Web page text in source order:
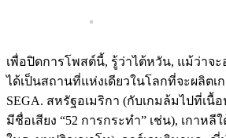
เพื่อปิดการโพสต์นี้, รู้ว่าไต้หวัน, แม้ว่าจ
ได้เป็นสถานที่แห่งเดียวในโลกที่จะผลิต
SEGA. สหรัฐอเมริกา (กับเกมล้มไปที่เนื้
มีชื่อเสียง “52 การกระทำ” เช่น), เกาหลี